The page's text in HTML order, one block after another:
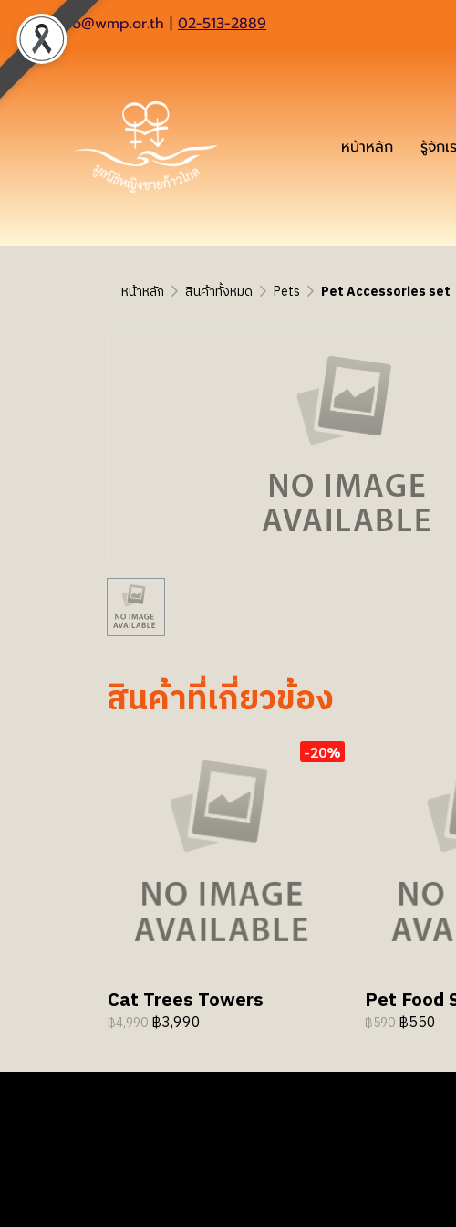
info@wmp.or.th | 02-513-2889
หน้าหลัก รู้จักเ
หน้าหลัก สินค้าทั้งหมด Pets Pet Accessories set
สินค้าที่เกี่ยวข้อง
-20%
Cat Trees Towers
฿4,990 ฿3,990
Pet Food
฿590 ฿550